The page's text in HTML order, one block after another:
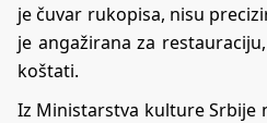
je čuvar rukopisa, nisu
je angažirana za
koštati.
Iz Ministarstva kulture Srbije